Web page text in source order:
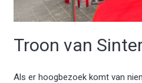
Troon van
Als er hoogbezoek komt van